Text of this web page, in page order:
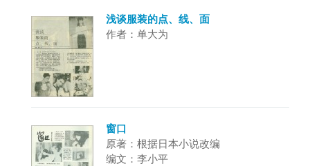
浅谈服装的点、线、面
作者：单大为
窗口
原著：根据日本小说改编
编文：李小平